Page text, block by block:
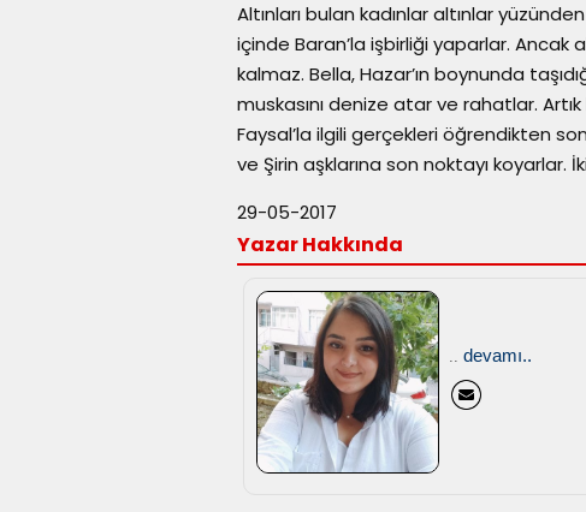
Altınları bulan kadınlar altınlar
içinde Baran’la işbirliği yaparlar. Ancak
kalmaz. Bella, Hazar’ın boynunda
muskasını denize atar ve rahatlar.
Faysal’la ilgili gerçekleri öğrendikten
ve Şirin aşklarına son noktayı koyarlar.
29-05-2017
Yazar Hakkında
.. devamı..